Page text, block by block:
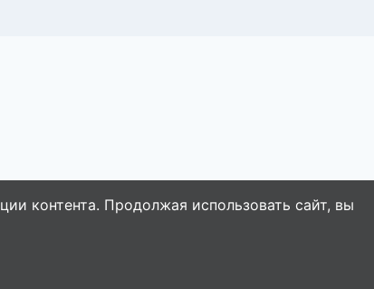
контента. Продолжая использовать сайт, вы